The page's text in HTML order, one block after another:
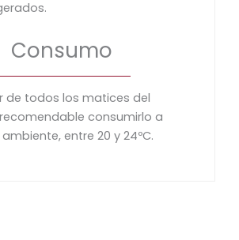
Consumo
de todos los matices del
consumirlo a
entre 20 y 24ºC.